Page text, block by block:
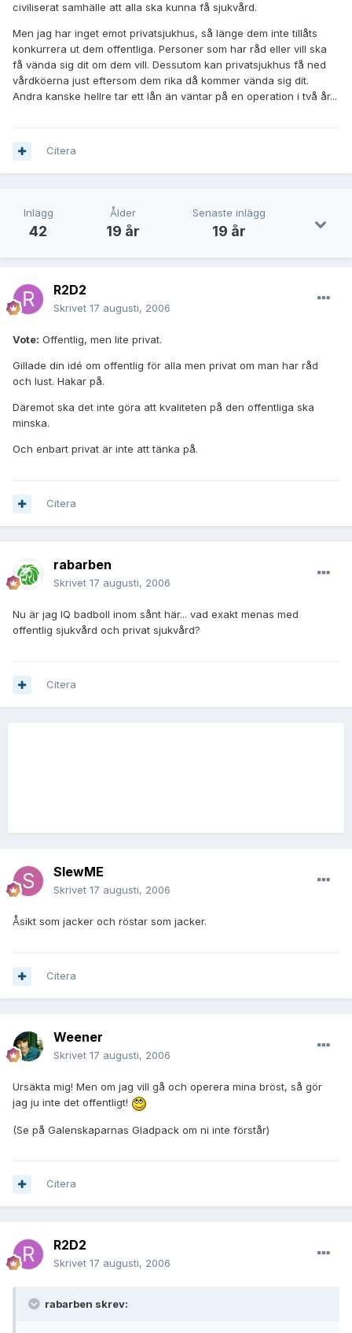
civiliserat samhälle att alla ska kunna få sjukvård.
Men jag har inget emot privatsjukhus, så länge dem inte tillåts
konkurrera ut dem offentliga. Personer som har råd eller vill ska
få vända sig dit om dem vill. Dessutom kan privatsjukhus få ned
vårdköerna just eftersom dem rika då kommer vända sig dit.
Andra kanske hellre tar ett lån än väntar på en operation i två år...
Citera
Inlägg
42
Ålder
19 år
Senaste inlägg
19 år
R2D2
Skrivet 17 augusti, 2006
Vote: Offentlig, men lite privat.
Gillade din idé om offentlig för alla men privat om man har råd
och lust. Hakar på.
Däremot ska det inte göra att kvaliteten på den offentliga ska
minska.
Och enbart privat är inte att tänka på.
Citera
rabarben
Skrivet 17 augusti, 2006
Nu är jag IQ badboll inom sånt här... vad exakt menas med
offentlig sjukvård och privat sjukvård?
Citera
SlewME
Skrivet 17 augusti, 2006
Åsikt som jacker och röstar som jacker.
Citera
Weener
Skrivet 17 augusti, 2006
Ursäkta mig! Men om jag vill gå och operera mina bröst, så gör
jag ju inte det offentligt!
(Se på Galenskaparnas Gladpack om ni inte förstår)
Citera
R2D2
Skrivet 17 augusti, 2006
rabarben skrev: